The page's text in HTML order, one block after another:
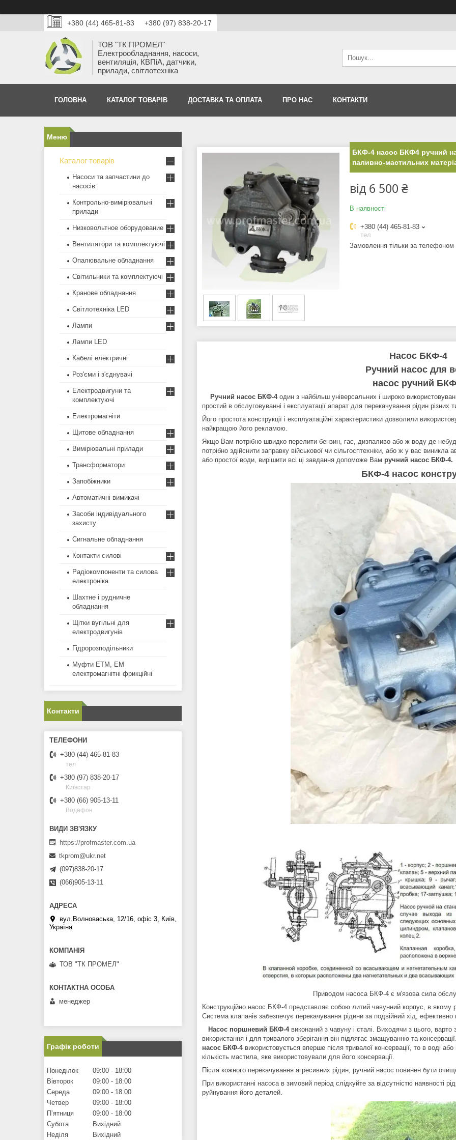
+380 (44) 465-81-83 +380 (97) 838-20-17
ТОВ "ТК ПРОМЕЛ"
Електрообладнання, насоси,
вентиляція, КВПіА, датчики,
прилади, світлотехніка
ГОЛОВНА КАТАЛОГ ТОВАРІВ ДОСТАВКА ТА ОПЛАТА ПРО НАС КОНТАКТИ
БКФ-4 насос БКФ4 ручний
паливно-мастильних
від 6 500 ₴
В наявності
+380 (44) 465-81-83
тел
Замовлення тільки за телефоном
Насос БКФ-4
Ручний насос для
насос ручний
Ручний насос БКФ-4один з найбільш універсальних і широко
простий в обслуговуванні і експлуатації апарат для перекачування рідин різних
Його простота конструкції і експлуатаційні характеристики дозволили
найкращою його рекламою.
Якщо Вам потрібно швидко перелити бензин, гас, дизпаливо або ж воду де-
потрібно здійснити заправку військової чи сільгосптехніки, або ж у вас виникла
або простої води, вирішити всі ці завдання допоможе Вам ручний насос БКФ-4.
БКФ-4 насос
Приводом насоса БКФ-4 є м'язова сила
Конструкційно насос БКФ-4 представляє собою литий чавунний корпус, в
Система клапанів забезпечує перекачування рідини за подвійний хід,
Насос поршневий БКФ-4виконаний з чавуну і сталі. Виходячи з цього, варто
використання і для тривалого зберігання він підлягає змащуванню та
насос БКФ-4використовується вперше після тривалої консервації, то в воді
кількість мастила, яке використовували для його консервації.
Після кожного перекачування агресивних рідин, ручний насос повинен бути
При використанні насоса в зимовий період слідкуйте за відсутністю наявності
руйнування його деталей.
Каталог товарів
Насоси та запчастини до
насосів
Контрольно-вимірювальні
прилади
Низковольтное оборудование
Вентилятори та комплектуючі
Опалювальне обладнання
Світильники та комплектуючі
Кранове обладнання
Світлотехніка LED
Лампи
Лампи LED
Кабелі електричні
Роз'єми і з'єднувачі
Електродвигуни та
комплектуючі
Електромагніти
Щитове обладнання
Вимірювальні прилади
Трансформатори
Запобіжники
Автоматичні вимикачі
Засоби індивідуального
захисту
Сигнальне обладнання
Контакти силові
Радіокомпоненти та силова
електроніка
Шахтне і рудничне
обладнання
Щітки вугільні для
електродвигунів
Гідророзподільники
Муфти ЕТМ, ЕМ
електромагнітні фрикційні
Контакти
+380 (44) 465-81-83
тел
+380 (97) 838-20-17
Київстар
+380 (66) 905-13-11
Водафон
https://profmaster.com.ua
tkprom@ukr.net
(097)838-20-17
(066)905-13-11
вул.Волноваська, 12/16, офіс 3, Київ,
Україна
ТОВ "ТК ПРОМЕЛ"
менеджер
Графік роботи
Понеділок 09:00
18:00
Вівторок
09:00
18:00
Середа
09:00
18:00
Четвер
09:00
18:00
Пʼятниця
09:00
18:00
Субота
Вихідний
Неділя
Вихідний